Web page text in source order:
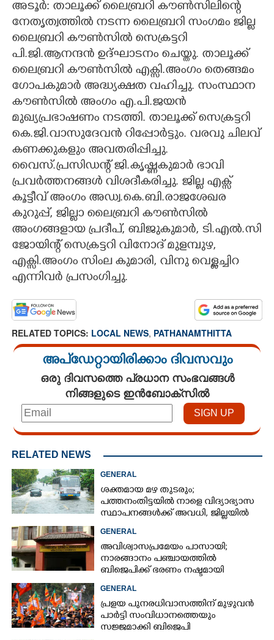
CARTOONS
LITERATURE
ZOOM
CONTACT US
അടൂർ: താലൂക്ക് ലൈബ്രറി കൗൺസിലിന്റെ
നേതൃത്വത്തിൽ നടന്ന ലൈബ്രറി സംഗമം ജില്ല
ലൈബ്രറി കൗൺസിൽ സെക്രട്ടറി
പി.ജി.ആനന്ദൻ ഉദ്ഘാടനം ചെയ്തു. താലൂക്ക്
ലൈബ്രറി കൗൺസിൽ എക്സി.അംഗം തെങ്ങമം
ഗോപകുമാർ അദ്ധ്യക്ഷത വഹിച്ചു. സംസ്ഥാന
കൗൺസിൽ അംഗം എ.പി.ജയൻ
മുഖ്യപ്രഭാഷണം നടത്തി. താലൂക്ക് സെക്രട്ടറി
കെ.ജി.വാസുദേവൻ റിപ്പോർട്ടും. വരവു ചിലവ്
കണക്കുകളും അവതരിപ്പിച്ചു.
വൈസ്.പ്രസിഡന്റ് ജി.കൃഷ്ണകുമാർ ഭാവി
പ്രവർത്തനങ്ങൾ വിശദീകരിച്ചു. ജില്ല എക്സ്
കൂട്ടീവ് അംഗം അഡ്വ.കെ.ബി.രാജശേഖര
കുറുപ്പ്, ജില്ലാ ലൈബ്രറി കൗൺസിൽ
അംഗങ്ങളായ പ്രദീപ്, ബിജുകുമാർ, ടി.എൽ.സി
ജോയിന്റ് സെക്രട്ടറി വിനോദ് മുളമ്പുഴ,
എക്സി.അംഗം സിംല കുമാരി, വിനു വെള്ളച്ചിറ
എന്നിവർ പ്രസംഗിച്ചു.
RELATED TOPICS: LOCAL NEWS, PATHANAMTHITTA
അപ്ഡേറ്റായിരിക്കാം ദിവസവും
ഒരു ദിവസത്തെ പ്രധാന സംഭവങ്ങൾ
നിങ്ങളുടെ ഇൻബോക്സിൽ
RELATED NEWS
GENERAL
ശക്തമായ മഴ തുടരും;
പത്തനംതിട്ടയിൽ നാളെ വിദ്യാഭ്യാസ
സ്ഥാപനങ്ങൾക്ക് അവധി,​ ജില്ലയിൽ
ഇന്ന് റെ‌ഡും നാളെ ഓറഞ്ചും അലർട്ട്
GENERAL
അവിശ്വാസപ്രമേയം പാസായി;
നാരങ്ങാനം പഞ്ചായത്തിൽ
ബിജെപിക്ക് ഭരണം നഷ്ടമായി
GENERAL
പ്രളയ പുനരധിവാസത്തിന് മുഴുവൻ
പാർട്ടി സംവിധാനത്തെയും
സജ്ജമാക്കി ബിജെപി